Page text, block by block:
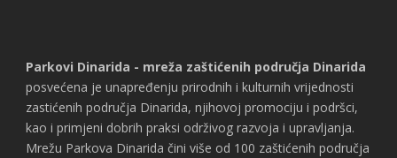
Parkovi Dinarida - mreža zaštićenih područja Dinarida
posvećena je unapređenju prirodnih i kulturnih vrijednosti
zastićenih područja Dinarida, njihovoj promociju i podršci,
kao i primjeni dobrih praksi održivog razvoja i upravljanja.
Mrežu Parkova Dinarida čini više od 100 zaštićenih područja